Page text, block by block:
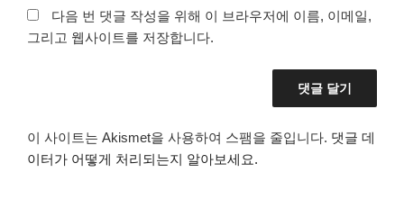
다음 번 댓글 작성을 위해 이 브라우저에 이름, 이메일,
그리고 웹사이트를 저장합니다.
이 사이트는 Akismet을 사용하여 스팸을 줄입니다. 댓글 데
이터가 어떻게 처리되는지 알아보세요.